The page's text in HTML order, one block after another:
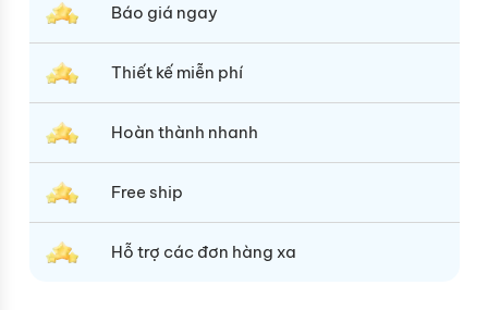
Báo giá ngay
Thiết kế miễn phí
Hoàn thành nhanh
Free ship
Hỗ trợ các đơn hàng xa